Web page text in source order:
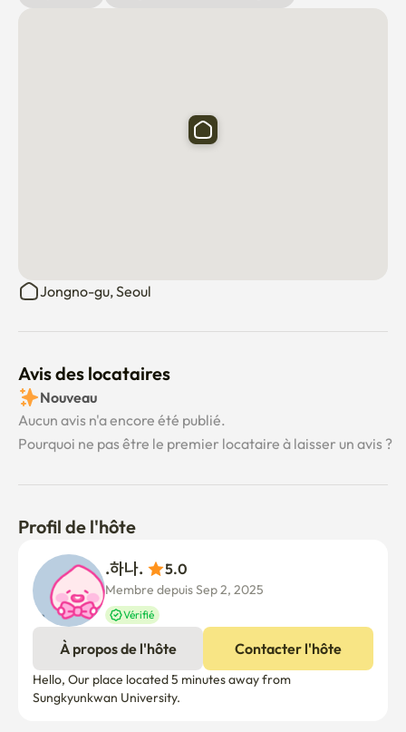
Jongno-gu, Seoul
Avis des locataires
Nouveau
Aucun avis n'a encore été publié.
Pourquoi ne pas être le premier locataire à laisser un avis ?
Profil de l'hôte
5.0
Membre depuis Sep 2, 2025
Vérifié
À propos de l'hôte Contacter l'hôte
Hello, Our place located 5 minutes away from